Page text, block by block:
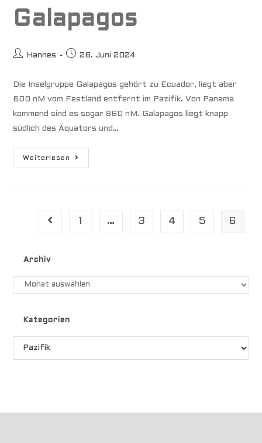
Galapagos
Beitrags-
Hannes
Beitrag26. Juni 2024
Die Inselgruppe Galapagos gehört zu Ecuador, liegt aber
600 nM vom Festland entfernt im Pazifik. Von Panama
kommend sind es sogar 860 nM. Galapagos liegt knapp
südlich des Äquators und…
Weiterlesen Galapagos
Gehe zur vorherigen Seite
1 … 3 4 5 6
Archiv
Archiv
Kategorien
Kategorien